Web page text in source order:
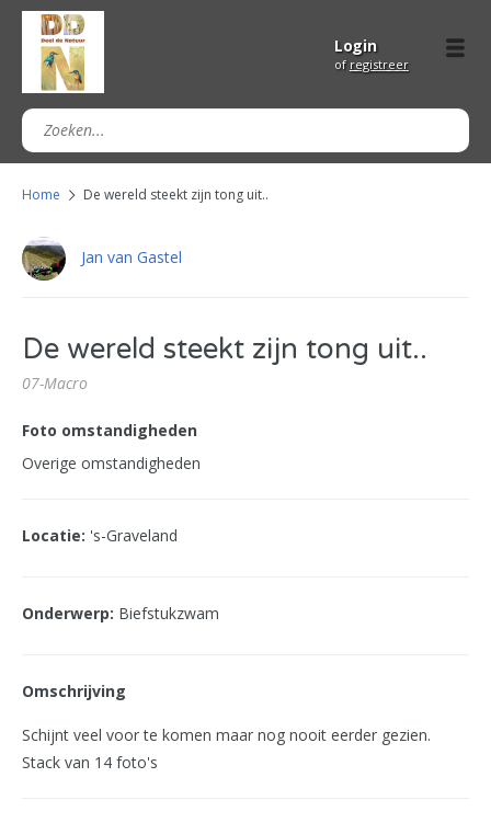
Login
of registreer
Home De wereld steekt zijn tong uit..
Jan van Gastel
De wereld steekt zijn tong uit..
07-Macro
Foto omstandigheden
Overige omstandigheden
Locatie: 's-Graveland
Onderwerp: Biefstukzwam
Omschrijving
Schijnt veel voor te komen maar nog nooit eerder gezien.
Stack van 14 foto's